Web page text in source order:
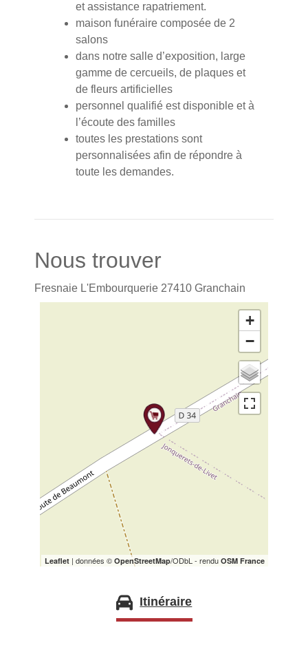
et assistance rapatriement.
maison funéraire composée de 2
salons
dans notre salle d’exposition, large
gamme de cercueils, de plaques et
de fleurs artificielles
personnel qualifié est disponible et à
l’écoute des familles
toutes les prestations sont
personnalisées afin de répondre à
toute les demandes.
Nous trouver
Fresnaie L'Embourquerie 27410 Granchain
+
−
Leaflet | données © OpenStreetMap/ODbL - rendu OSM France
Itinéraire